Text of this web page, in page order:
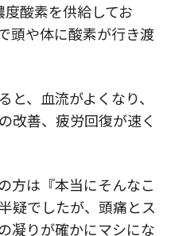
酸素を供給してお
頭や体に酸素が行き渡
、血流がよくなり、
改善、疲労回復が速く
方は『本当にそんなこ
疑でしたが、頭痛とス
凝りが確かにマシにな